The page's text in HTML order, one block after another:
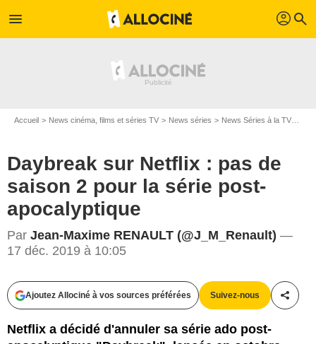
menu profil search
Accueil News cinéma, films et séries TV News séries News Séries à la TV
Daybreak sur Netflix : pas de
saison 2 pour la série post-
apocalyptique
Par Jean-Maxime RENAULT (@J_M_Renault) —
17 déc. 2019 à 10:05
Ajoutez Allociné à vos sources préférées Suivez-nous
Netflix a décidé d'annuler sa série ado post-